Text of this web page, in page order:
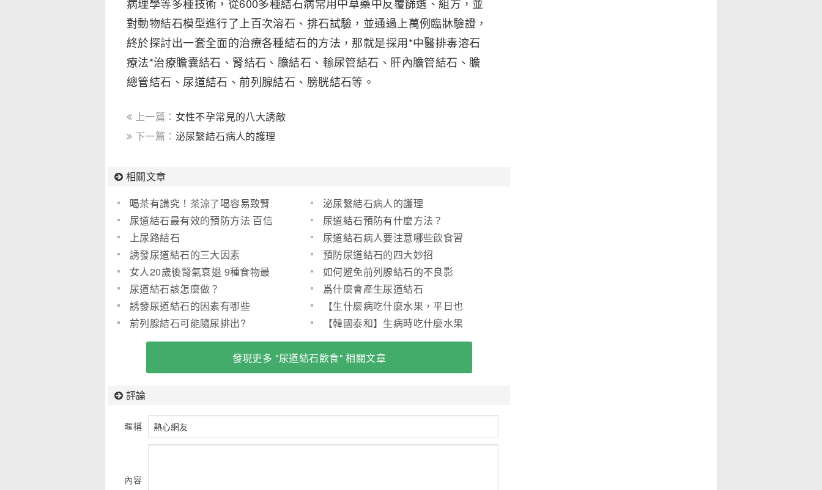
對動物結石模型進行了上百次溶石、排石試驗，並通過上萬例臨牀驗證，
終於探討出一套全面的治療各種結石的方法，那就是採用*中醫排毒溶石
療法*治療膽囊結石、腎結石、膽結石、輸尿管結石、肝內膽管結石、膽
總管結石、尿道結石、前列腺結石、膀胱結石等。
上一篇： 女性不孕常見的八大誘敵
下一篇： 泌尿繫結石病人的護理
相關文章
喝茶有講究！茶涼了喝容易致腎
結石
泌尿繫結石病人的護理
尿道結石最有效的預防方法 百信
小知識(圖)
尿道結石預防有什麼方法？
上尿路結石
尿道結石病人要注意哪些飲食習
慣
誘發尿道結石的三大因素
預防尿道結石的四大妙招
女人20歲後腎氣衰退 9種食物最
補腎養腎(圖)
如何避免前列腺結石的不良影
響？
尿道結石該怎麼做？
爲什麼會產生尿道結石
誘發尿道結石的因素有哪些
【生什麼病吃什麼水果，平日也
要注意】
前列腺結石可能隨尿排出?
【韓國泰和】生病時吃什麼水果
好？(圖)
發現更多 "尿道結石飲食" 相關文章
評論
暱稱
內容